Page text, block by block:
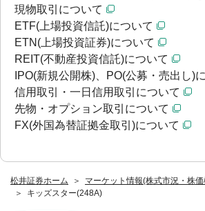
松井証券ホーム
マーケット情報(株式市況・株
キッズスター(248A)
現物取引について
ETF(上場投資信託)について
ETN(上場投資証券)について
REIT(不動産投資信託)について
IPO(新規公開株)、PO(公募・売出し)
信用取引・一日信用取引について
先物・オプション取引について
FX(外国為替証拠金取引)について